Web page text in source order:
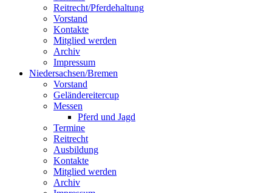
Reitrecht/Pferdehaltung
Vorstand
Kontakte
Mitglied werden
Archiv
Impressum
Niedersachsen/Bremen
Vorstand
Geländereitercup
Messen
Pferd und Jagd
Termine
Reitrecht
Ausbildung
Kontakte
Mitglied werden
Archiv